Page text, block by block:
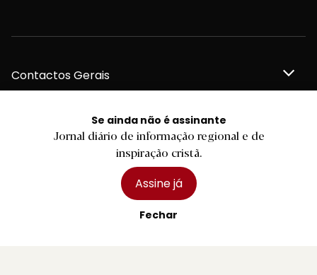
Se ainda não é assinante
Jornal diário de informação regional e de
inspiração cristã.
Assine já
Fechar
Contactos Gerais
Redação
Departamento Comercial